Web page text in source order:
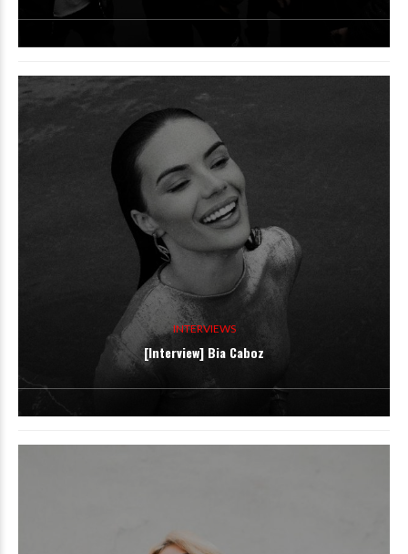
INTERVIEWS
[Interview] Bia Caboz